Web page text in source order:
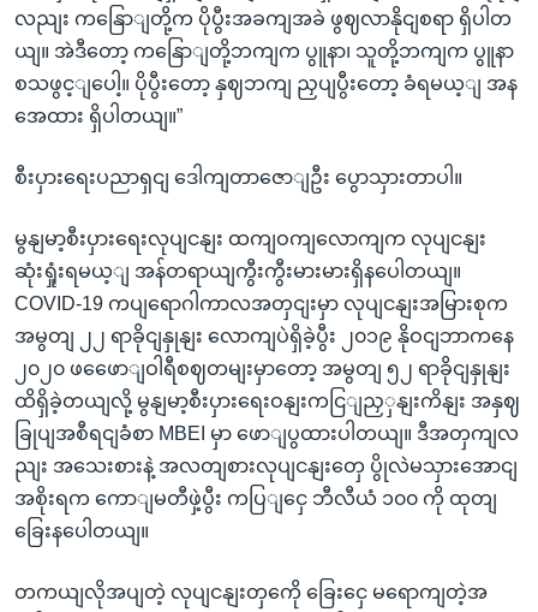
လညျး ကနြောျတို့က ပိုပွီးအခကျအခဲ ဖွဈလာနိုငျစရာ ရှိပါတ
ယျ။ အဲဒီတော့ ကနြောျတို့ဘကျက ပွူနာ၊ သူတို့ဘကျက ပွူနာ
စသဖွင့ျပေါ့။ ပိုပွီးတော့ နှဈဘကျ ညှပျပွီးတော့ ခံရမယ့ျ အန
အေထား ရှိပါတယျ။”
စီးပှားရေးပညာရှငျ ဒေါကျတာဇောျဦး ပွောသှားတာပါ။
မွနျမာ့စီးပှားရေးလုပျငနျး ထကျဝကျလောကျက လုပျငနျး
ဆုံးရှုံးရမယ့ျ အန်တရာယျကွီးကွီးမားမားရှိနပေါတယျ။
COVID-19 ကပျရောဂါကာလအတှငျးမှာ လုပျငနျးအမြားစုက
အမွတျ ၂၂ ရာခိုငျနှုနျး လောကျပဲရှိခဲ့ပွီး ၂၀၁၉ နိုဝငျဘာကနေ
၂၀၂၀ ဖဖေောျဝါရီစဈတမျးမှာတော့ အမွတျ ၅၂ ရာခိုငျနှုနျး
ထိရှိခဲ့တယျလို့ မွနျမာ့စီးပှားရေးဝနျးကငြျညှှနျးကိနျး အနှဈ
ခြုပျအစီရငျခံစာ MBEI မှာ ဖောျပွထားပါတယျ။ ဒီအတှကျလ
ညျး အသေးစားနဲ့ အလတျစားလုပျငနျးတှေ ပွိုလဲမသှားအောငျ
အစိုးရက ကောျမတီဖှဲ့ပွီး ကပြျငှေ ဘီလီယံ ၁၀၀ ကို ထုတျ
ခြေးနပေါတယျ။
တကယျလိုအပျတဲ့ လုပျငနျးတှကေို ခြေးငှေ မရောကျတဲ့အ